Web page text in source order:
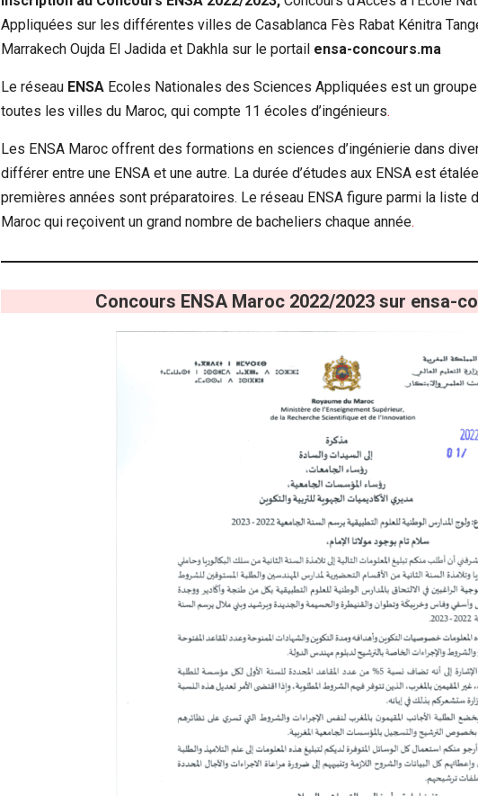
Appliquées sur les différentes villes de Casablanca Fès Rabat Kénitra
Marrakech Oujda El Jadida et Dakhla sur le portail ensa-concours.ma
Le réseau ENSA Ecoles Nationales des Sciences Appliquées est un groupe
toutes les villes du Maroc, qui compte 11 écoles d’ingénieurs.
Les ENSA Maroc offrent des formations en sciences d’ingénierie dans
différer entre une ENSA et une autre. La durée d’études aux ENSA est
premières années sont préparatoires. Le réseau ENSA figure parmi la liste
Maroc qui reçoivent un grand nombre de bacheliers chaque année.
Concours ENSA Maroc 2022/2023 sur ensa-